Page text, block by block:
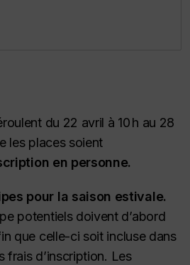
du 22 avril à 10 h au 28
les places soient
en personne.
pour la saison estivale.
potentiels doivent d’abord
que celle-ci soit incluse dans
frais d’inscription. Les